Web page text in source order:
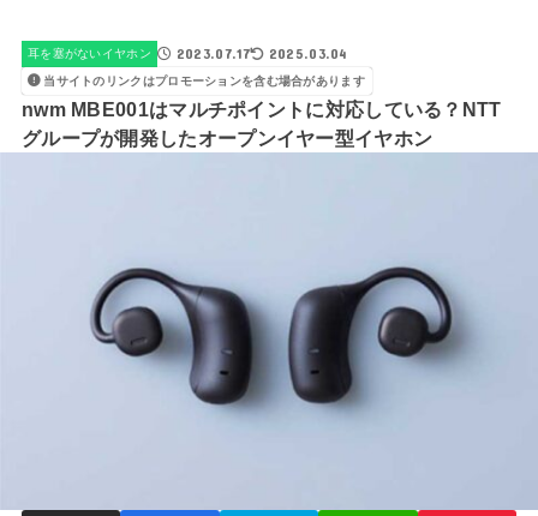
耳を塞がないイヤホン 2023.07.17 2025.03.04
当サイトのリンクはプロモーションを含む場合があります
nwm MBE001はマルチポイントに対応している？NTT
グループが開発したオープンイヤー型イヤホン